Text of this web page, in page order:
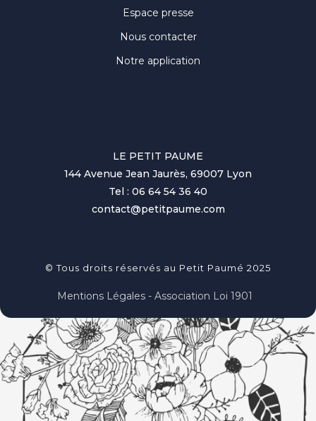
Espace presse
Nous contacter
Notre application
LE PETIT PAUME
144 Avenue Jean Jaurès, 69007 Lyon
Tel : 06 64 54 36 40
contact@petitpaume.com
© Tous droits réservés au Petit Paumé 2025
Mentions Légales - Association Loi 1901